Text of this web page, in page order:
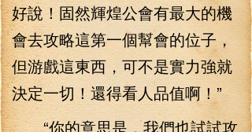
好說！固然輝煌公會有最大的機
會去攻略這第一個幫會的位子，
但游戲這東西，可不是實力強就
決定一切！還得看人品值啊！”
“你的意思是，我們也試試攻